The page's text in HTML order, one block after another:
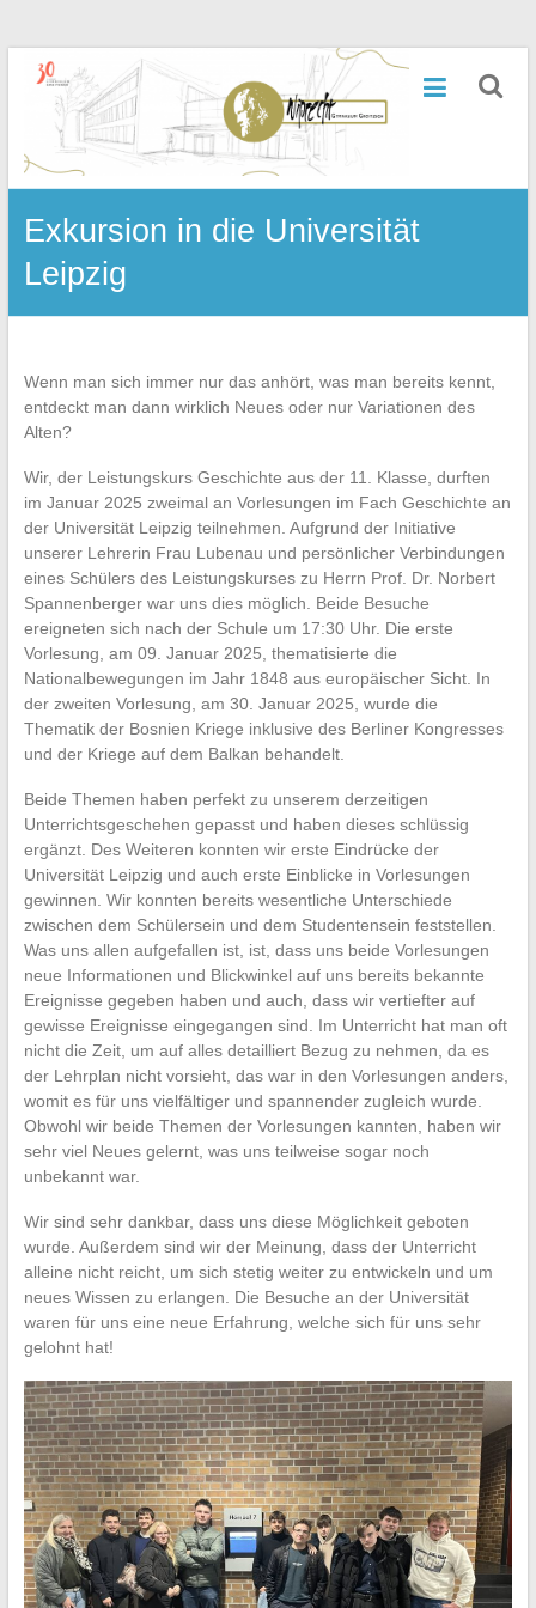
Inhalt
springenWiprecht-
Gymnasium
Groitzsch
Exkursion in die Universität
Leipzig
Wenn man sich immer nur das anhört, was man bereits kennt,
entdeckt man dann wirklich Neues oder nur Variationen des
Alten?
Wir, der Leistungskurs Geschichte aus der 11. Klasse, durften
im Januar 2025 zweimal an Vorlesungen im Fach Geschichte an
der Universität Leipzig teilnehmen. Aufgrund der Initiative
unserer Lehrerin Frau Lubenau und persönlicher Verbindungen
eines Schülers des Leistungskurses zu Herrn Prof. Dr. Norbert
Spannenberger war uns dies möglich. Beide Besuche
ereigneten sich nach der Schule um 17:30 Uhr. Die erste
Vorlesung, am 09. Januar 2025, thematisierte die
Nationalbewegungen im Jahr 1848 aus europäischer Sicht. In
der zweiten Vorlesung, am 30. Januar 2025, wurde die
Thematik der Bosnien Kriege inklusive des Berliner Kongresses
und der Kriege auf dem Balkan behandelt.
Beide Themen haben perfekt zu unserem derzeitigen
Unterrichtsgeschehen gepasst und haben dieses schlüssig
ergänzt. Des Weiteren konnten wir erste Eindrücke der
Universität Leipzig und auch erste Einblicke in Vorlesungen
gewinnen. Wir konnten bereits wesentliche Unterschiede
zwischen dem Schülersein und dem Studentensein feststellen.
Was uns allen aufgefallen ist, ist, dass uns beide Vorlesungen
neue Informationen und Blickwinkel auf uns bereits bekannte
Ereignisse gegeben haben und auch, dass wir vertiefter auf
gewisse Ereignisse eingegangen sind. Im Unterricht hat man oft
nicht die Zeit, um auf alles detailliert Bezug zu nehmen, da es
der Lehrplan nicht vorsieht, das war in den Vorlesungen anders,
womit es für uns vielfältiger und spannender zugleich wurde.
Obwohl wir beide Themen der Vorlesungen kannten, haben wir
sehr viel Neues gelernt, was uns teilweise sogar noch
unbekannt war.
Wir sind sehr dankbar, dass uns diese Möglichkeit geboten
wurde. Außerdem sind wir der Meinung, dass der Unterricht
alleine nicht reicht, um sich stetig weiter zu entwickeln und um
neues Wissen zu erlangen. Die Besuche an der Universität
waren für uns eine neue Erfahrung, welche sich für uns sehr
gelohnt hat!